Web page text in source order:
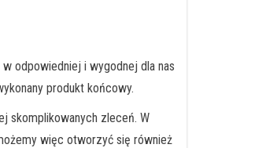
odpowiedniej i wygodnej dla nas
produkt końcowy.
skomplikowanych zleceń. W
więc otworzyć się również